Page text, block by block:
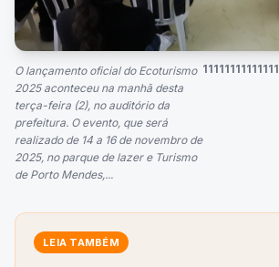
O lançamento oficial do Ecoturismo
2025 aconteceu na manhã desta
terça-feira (2), no auditório da
prefeitura. O evento, que será
realizado de 14 a 16 de novembro de
2025, no parque de lazer e Turismo
de Porto Mendes,...
LEIA TAMBÉM